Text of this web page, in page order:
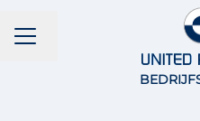
CARRIÈREMENU
Taal wijzigen